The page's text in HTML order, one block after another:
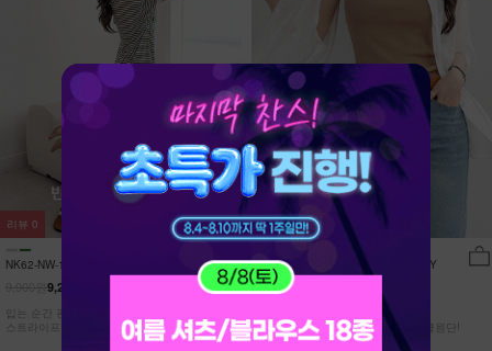
NK62-NW-11/유포니 반팔+반바지 홈웨
9,210원
입는 순간 편안함이 달라지는 캡내장
스트라이프 홈웨어 SET
리뷰 0
NK62-TS-32/일루민 뒤트임 셔츠_DY
21,900원
[ 답답한ZERO! 시스루 원단! ]
[55-99] 은은하게 반짝이는 고급링클원단!
자연스럽게 흐르는 핏!
리뷰15